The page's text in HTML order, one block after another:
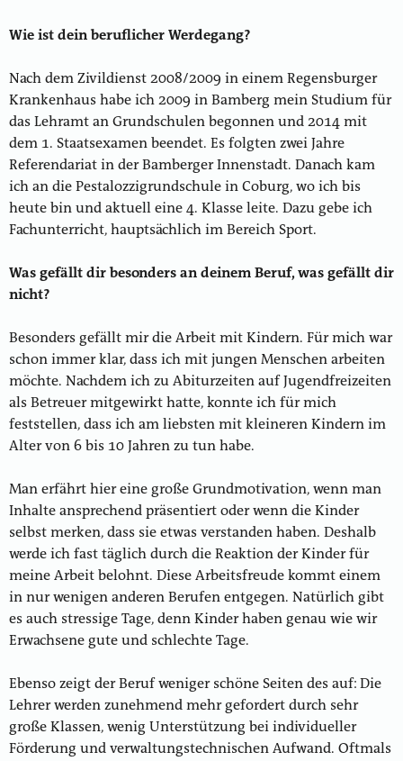
Wie ist dein beruflicher Werdegang?
Nach dem Zivildienst 2008/2009 in einem Regensburger
Krankenhaus habe ich 2009 in Bamberg mein Studium für
das Lehramt an Grundschulen begonnen und 2014 mit
dem 1. Staatsexamen beendet. Es folgten zwei Jahre
Referendariat in der Bamberger Innenstadt. Danach kam
ich an die Pestalozzigrundschule in Coburg, wo ich bis
heute bin und aktuell eine 4. Klasse leite. Dazu gebe ich
Fachunterricht, hauptsächlich im Bereich Sport.
Was gefällt dir besonders an deinem Beruf, was gefällt dir
nicht?
Besonders gefällt mir die Arbeit mit Kindern. Für mich war
schon immer klar, dass ich mit jungen Menschen arbeiten
möchte. Nachdem ich zu Abiturzeiten auf Jugendfreizeiten
als Betreuer mitgewirkt hatte, konnte ich für mich
feststellen, dass ich am liebsten mit kleineren Kindern im
Alter von 6 bis 10 Jahren zu tun habe.
Man erfährt hier eine große Grundmotivation, wenn man
Inhalte ansprechend präsentiert oder wenn die Kinder
selbst merken, dass sie etwas verstanden haben. Deshalb
werde ich fast täglich durch die Reaktion der Kinder für
meine Arbeit belohnt. Diese Arbeitsfreude kommt einem
in nur wenigen anderen Berufen entgegen. Natürlich gibt
es auch stressige Tage, denn Kinder haben genau wie wir
Erwachsene gute und schlechte Tage.
Ebenso zeigt der Beruf weniger schöne Seiten des auf: Die
Lehrer werden zunehmend mehr gefordert durch sehr
große Klassen, wenig Unterstützung bei individueller
Förderung und verwaltungstechnischen Aufwand. Oftmals